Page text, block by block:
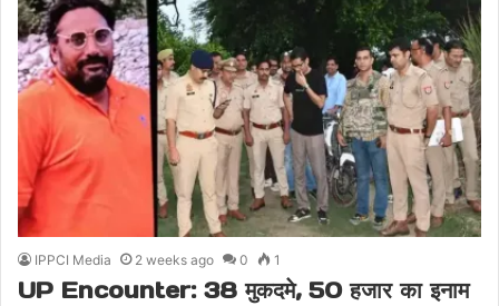
IPPCI Media 2 weeks ago 0 1
UP Encounter: 38 मुकदमे, 50 हजार का इनाम